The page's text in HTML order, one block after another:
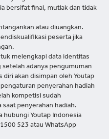
bersifat final, mutlak dan tidak
atau diuangkan.
peserta jika
melengkapi data identitas
adanya pengumuman
diri akan disimpan oleh Youtap
penyerahan hadiah
kompetisi sudah
penyerahan hadiah.
hubungi Youtap Indonesia
523 atau WhatsApp